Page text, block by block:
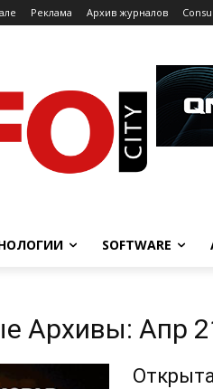
Реклама Архив журналов
SOFTWARE
Архивы: Апр